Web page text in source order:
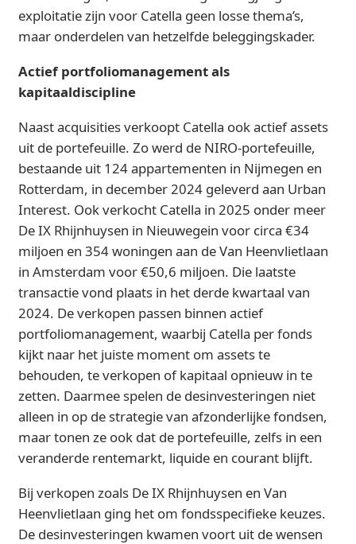
exploitatie zijn voor Catella geen losse thema’s,
maar onderdelen van hetzelfde beleggingskader.
Actief portfoliomanagement als
kapitaaldiscipline
Naast acquisities verkoopt Catella ook actief assets
uit de portefeuille. Zo werd de NIRO-portefeuille,
bestaande uit 124 appartementen in Nijmegen en
Rotterdam, in december 2024 geleverd aan Urban
Interest. Ook verkocht Catella in 2025 onder meer
De IX Rhijnhuysen in Nieuwegein voor circa €34
miljoen en 354 woningen aan de Van Heenvlietlaan
in Amsterdam voor €50,6 miljoen. Die laatste
transactie vond plaats in het derde kwartaal van
2024. De verkopen passen binnen actief
portfoliomanagement, waarbij Catella per fonds
kijkt naar het juiste moment om assets te
behouden, te verkopen of kapitaal opnieuw in te
zetten. Daarmee spelen de desinvesteringen niet
alleen in op de strategie van afzonderlijke fondsen,
maar tonen ze ook dat de portefeuille, zelfs in een
veranderde rentemarkt, liquide en courant blijft.
Bij verkopen zoals De IX Rhijnhuysen en Van
Heenvlietlaan ging het om fondsspecifieke keuzes.
De desinvesteringen kwamen voort uit de wensen